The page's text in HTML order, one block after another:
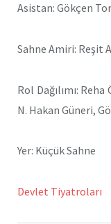
Asistan: Gökçen
Sahne Amiri: Reşit
Rol Dağılımı:
N. Hakan Güneri,
Yer: Küçük Sahne
Devlet Tiyatroları